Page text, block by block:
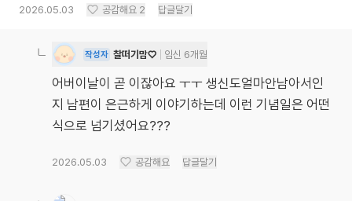
2026.05.03 공감해요 2 답글달기
작성자 찰떠기맘♡ 임신 6개월
어버이날이 곧 이잖아요 ㅜㅜ 생신도얼마안남아서인
지 남편이 은근하게 이야기하는데 이런 기념일은 어떤
식으로 넘기셨어요???
2026.05.03 공감해요 답글달기